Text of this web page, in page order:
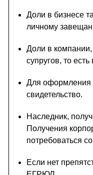
Доли в бизнесе
личному
Доли в компании,
супругов, то
Для оформления
свидетельство.
Наследник,
Получения
потребоваться
Если нет